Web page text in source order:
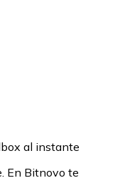
al instante
En Bitnovo te